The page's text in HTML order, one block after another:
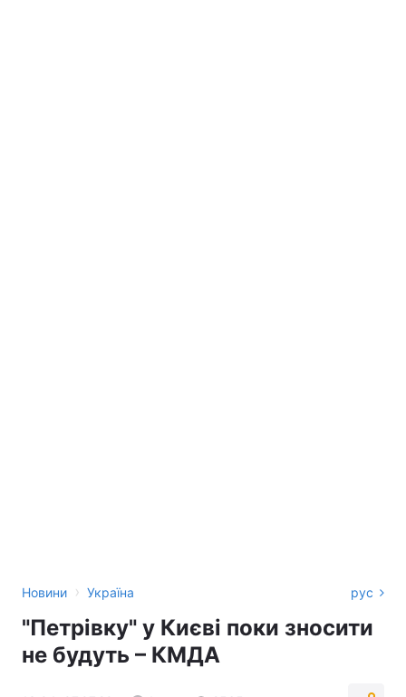
Новини › Україна рус
"Петрівку" у Києві поки зносити
не будуть – КМДА